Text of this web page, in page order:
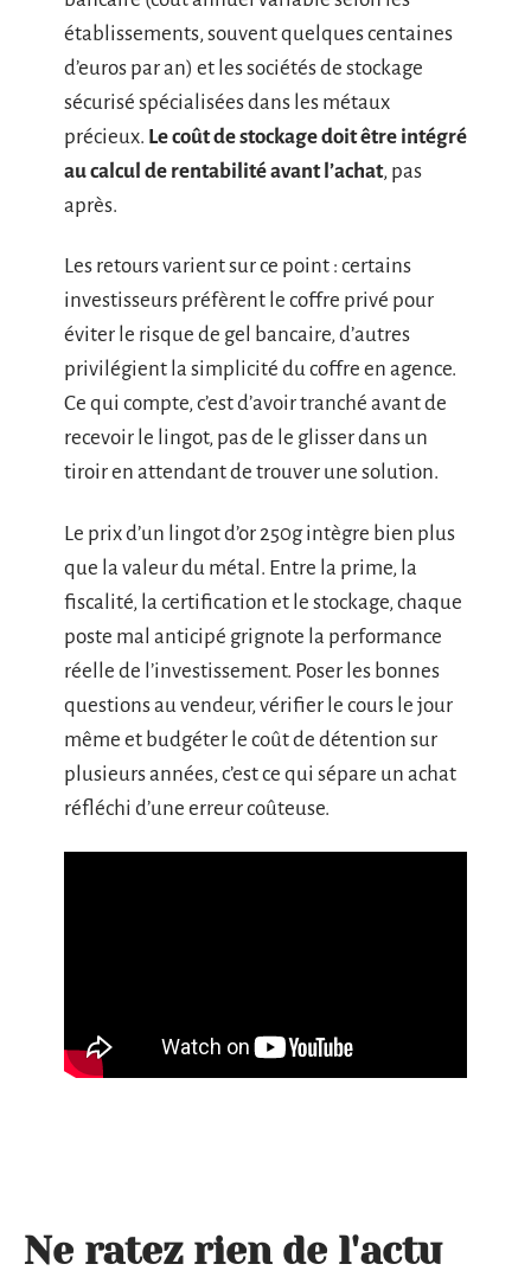
établissements, souvent quelques centaines
d’euros par an) et les sociétés de stockage
sécurisé spécialisées dans les métaux
précieux. Le coût de stockage doit être intégré
au calcul de rentabilité avant l’achat, pas
après.
Les retours varient sur ce point : certains
investisseurs préfèrent le coffre privé pour
éviter le risque de gel bancaire, d’autres
privilégient la simplicité du coffre en agence.
Ce qui compte, c’est d’avoir tranché avant de
recevoir le lingot, pas de le glisser dans un
tiroir en attendant de trouver une solution.
Le prix d’un lingot d’or 250g intègre bien plus
que la valeur du métal. Entre la prime, la
fiscalité, la certification et le stockage, chaque
poste mal anticipé grignote la performance
réelle de l’investissement. Poser les bonnes
questions au vendeur, vérifier le cours le jour
même et budgéter le coût de détention sur
plusieurs années, c’est ce qui sépare un achat
réfléchi d’une erreur coûteuse.
Ne ratez rien de l'actu